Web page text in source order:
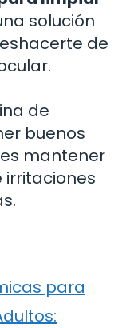
solución
de
de
buenos
mantener
irritaciones
para